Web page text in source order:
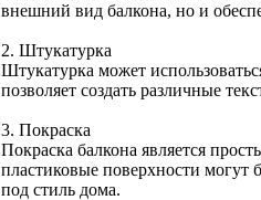
внешний вид балкона, но и
2. Штукатурка
Штукатурка может
позволяет создать различные
3. Покраска
Покраска балкона является
пластиковые поверхности могут
под стиль дома.